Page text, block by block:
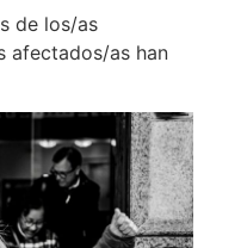
de los/as
afectados/as han